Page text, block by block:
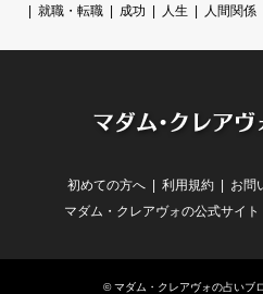
就職・転職
成功 人生 人間関係
初めての方へ 利用規約 お問
マダム・クレアヴォの公式サイト
©マダム・クレアヴォの占いブ